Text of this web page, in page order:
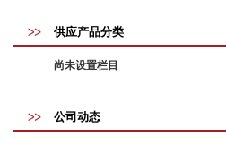
供应产品分类
尚未设置栏目
公司动态